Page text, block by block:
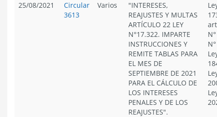
25/08/2021
Circular
3613
Varios
"INTERESES,
REAJUSTES Y MULTAS
ARTÍCULO 22 LEY
N°17.322. IMPARTE
INSTRUCCIONES Y
REMITE TABLAS PARA
EL MES DE
SEPTIEMBRE DE 2021
PARA EL CÁLCULO DE
LOS INTERESES
PENALES Y DE LOS
REAJUSTES".